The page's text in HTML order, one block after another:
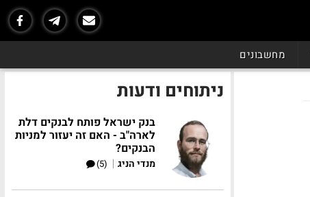
מחשבונים
ניתוחים ודעות
בנק ישראל פותח לבנקים דלת
לארה"ב - האם זה יעזור למניות
הבנקים?
מנדי הניג |
(5)